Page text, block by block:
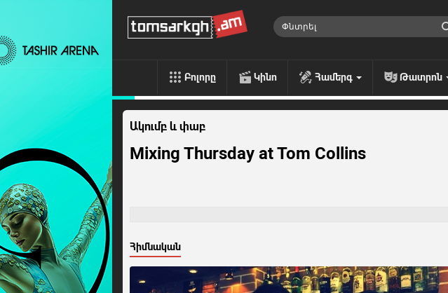
Բոլորը Կինո Համերգ Թատրոն
Ակումբ և փաբ
Mixing Thursday at Tom Collins
Հիմնական